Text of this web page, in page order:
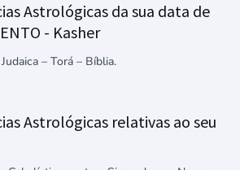
Astrológicas da sua data de
- Kasher
– Torá – Bíblia.
Astrológicas relativas ao seu